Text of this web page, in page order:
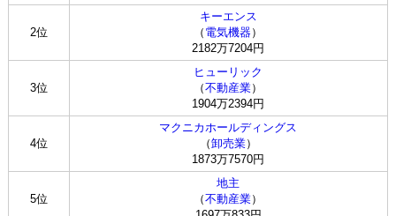
2位
キーエンス
（ 電気機器）
2182万7204円
3位
ヒューリック
（不動産業）
1904万2394円
4位
マクニカホールディングス
（卸売業）
1873万7570円
5位
地主
（不動産業）